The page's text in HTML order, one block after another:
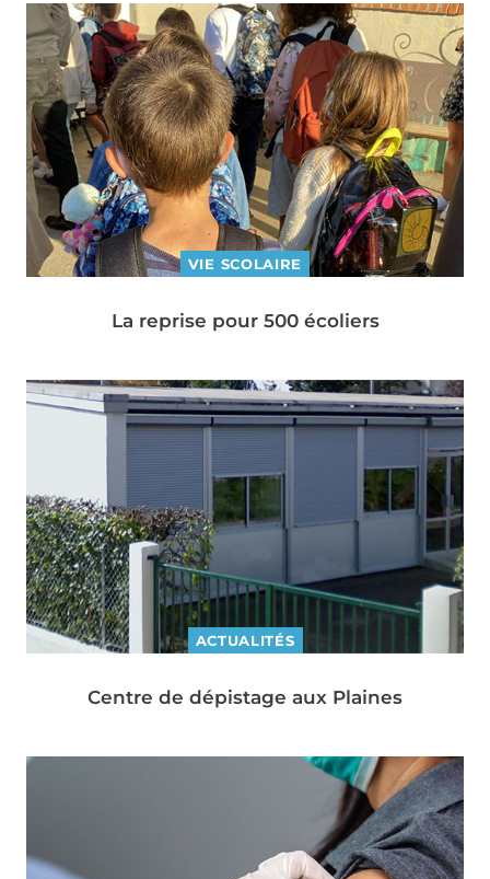
VIE SCOLAIRE
La reprise pour 500 écoliers
ACTUALITÉS
Centre de dépistage aux Plaines